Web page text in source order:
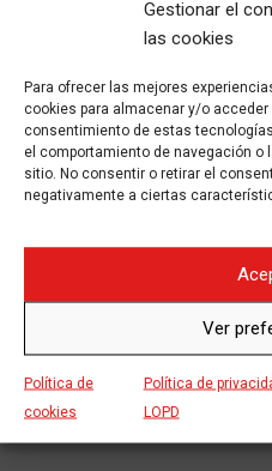
Gestionar el
las cookies
Para ofrecer las mejores
cookies para almacenar y/o
consentimiento de estas
el comportamiento de navegación
sitio. No consentir o retirar el
negativamente a ciertas
Ver
Política de
cookies
Política de
LOPD
mañana.
CONTENIDO INCLUÍDO
Cascos Yet para pasajero
Seguro obligatorio a
Asesoramiento sobre las
Seguro a todo riesgo con
Ropa y accesorios acorde